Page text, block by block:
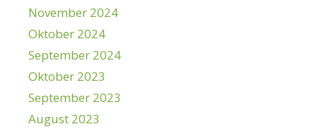
November 2024
Oktober 2024
September 2024
Oktober 2023
September 2023
August 2023